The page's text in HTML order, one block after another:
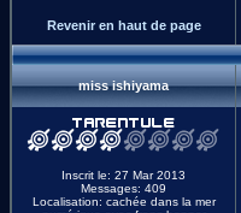
Revenir en haut de page
miss ishiyama
Inscrit le: 27 Mar 2013
Messages: 409
Localisation: cachée dans la mer